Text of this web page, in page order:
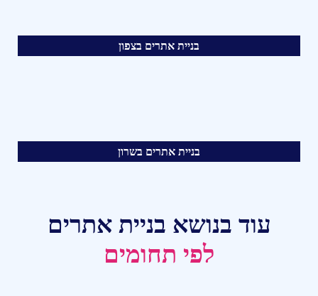
בניית אתרים בצפון
בניית אתרים בשרון
עוד בנושא בניית אתרים
לפי תחומים